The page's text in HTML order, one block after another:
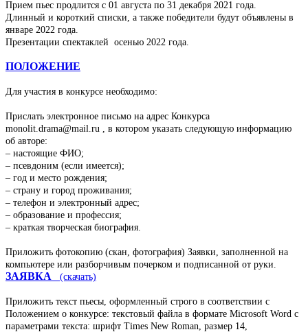
Прием пьес продлится с 01 августа по 31 декабря 2021 года.
Длинный и короткий списки, а также победители будут объявлены в
январе 2022 года.
Презентации спектаклей осенью 2022 года.
ПОЛОЖЕНИЕ
Для участия в конкурсе необходимо:
Прислать электронное письмо на адрес Конкурса
monolit.drama@mail.ru , в котором указать следующую информацию
об авторе:
– настоящие ФИО;
– псевдоним (если имеется);
– год и место рождения;
– страну и город проживания;
– телефон и электронный адрес;
– образование и профессия;
– краткая творческая биография.
Приложить фотокопию (скан, фотография) Заявки, заполненной на
компьютере или разборчивым почерком и подписанной от руки.
ЗАЯВКА (скачать)
Приложить текст пьесы, оформленный строго в соответствии с
Положением о конкурсе: текстовый файла в формате Microsoft Word с
параметрами текста: шрифт Times New Roman, размер 14,